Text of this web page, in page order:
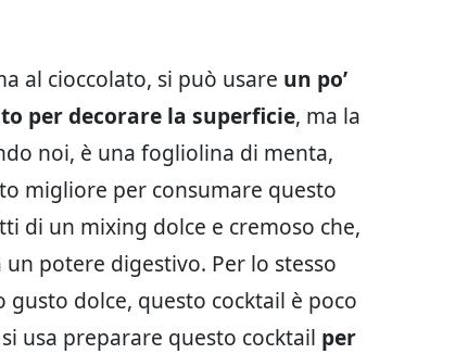
al cioccolato, si può usare un po’
per decorare la superficie, ma la
noi, è una fogliolina di menta,
migliore per consumare questo
di un mixing dolce e cremoso che,
potere digestivo. Per lo stesso
dolce, questo cocktail è poco
usa preparare questo cocktail per